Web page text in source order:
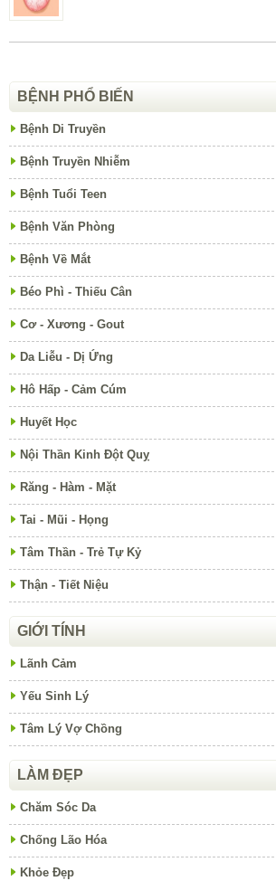
BỆNH PHỔ BIẾN
Bệnh Di Truyền
Bệnh Truyền Nhiễm
Bệnh Tuổi Teen
Bệnh Văn Phòng
Bệnh Về Mắt
Béo Phì - Thiếu Cân
Cơ - Xương - Gout
Da Liễu - Dị Ứng
Hô Hấp - Cảm Cúm
Huyết Học
Nội Thần Kinh Đột Quỵ
Răng - Hàm - Mặt
Tai - Mũi - Họng
Tâm Thần - Trẻ Tự Kỷ
Thận - Tiết Niệu
GIỚI TÍNH
Lãnh Cảm
Yếu Sinh Lý
Tâm Lý Vợ Chồng
LÀM ĐẸP
Chăm Sóc Da
Chống Lão Hóa
Khỏe Đẹp